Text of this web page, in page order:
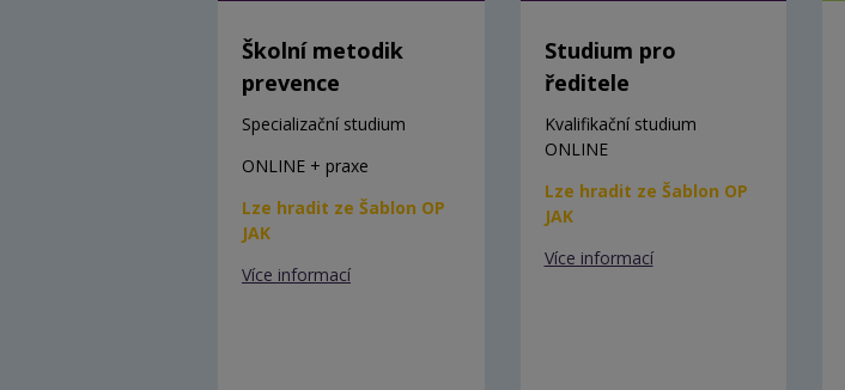
Školní metodik
prevence
Specializační studium
ONLINE + praxe
Lze hradit ze Šablon OP
JAK
Více informací
Studium pro
ředitele
Kvalifikační studium
ONLINE
Lze hradit ze Šablon OP
JAK
Více informací